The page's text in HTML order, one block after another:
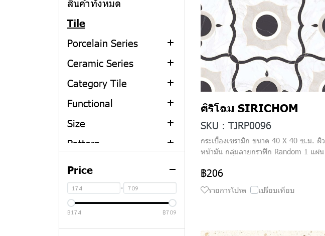
Tile
Porcelain Series
ROKA CURVE
TUSCAN HILLS
THERMA SPRING
MORVA DUNE
URBAN ESSENCE
COASTAL LUMINA
Ceramic Series
Sun Chore
EARTH HARMONY
HEAVEN WHITE
TERRA SOUL
SERENE NATURE
SIAM HERITAGE
Category Tile
CERAMIC TILE
PORCELAIN TILE
ANTI-SLIP TILE
GRANITO TILE
Functional
FLOOR TILE
WALL TILE
Size
25 x 40 cm
30 x 30 cm
30 x 50 cm
Pattern
NATURAL WOOD
SOLID SERIES
ANTI-SLIP
SATIN
Color
BLACK
Price
-
฿174 ฿709
ศิริโฉม SIRICHOM
SKU : TJRP0096
กระเบื้องเซรามิก ขนาด 40 X 40 ซ.ม. ผิว
หน้ามัน กลุ่มลายกราฟิก Random 1 แผ่น
฿206
รายการโปรด เปรียบเทียบ